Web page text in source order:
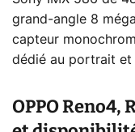
grand-angle 8
capteur
dédié au portrait et
OPPO Reno4,